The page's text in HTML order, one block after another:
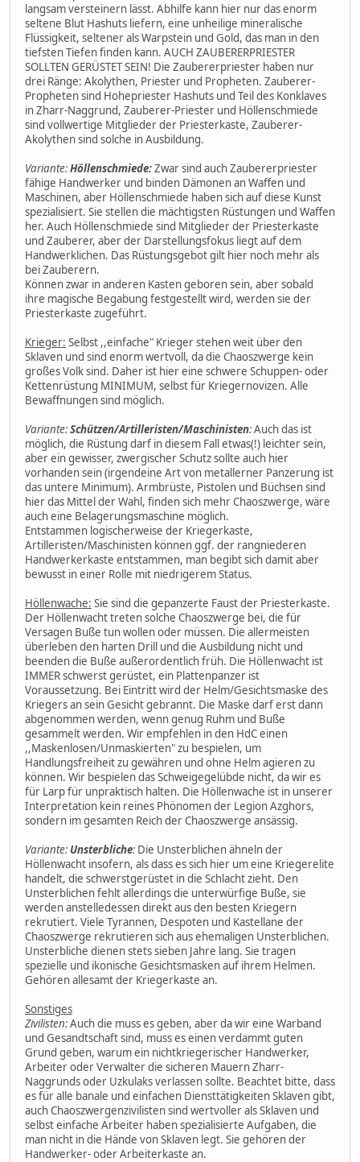
langsam versteinern lässt. Abhilfe kann hier nur das enorm
seltene Blut Hashuts liefern, eine unheilige mineralische
Flüssigkeit, seltener als Warpstein und Gold, das man in den
tiefsten Tiefen finden kann. AUCH ZAUBERERPRIESTER
SOLLTEN GERÜSTET SEIN! Die Zaubererpriester haben nur
drei Ränge: Akolythen, Priester und Propheten. Zauberer-
Propheten sind Hohepriester Hashuts und Teil des Konklaves
in Zharr-Naggrund, Zauberer-Priester und Höllenschmiede
sind vollwertige Mitglieder der Priesterkaste, Zauberer-
Akolythen sind solche in Ausbildung.
Variante:Höllenschmiede:Zwar sind auch Zaubererpriester
fähige Handwerker und binden Dämonen an Waffen und
Maschinen, aber Höllenschmiede haben sich auf diese Kunst
spezialisiert. Sie stellen die mächtigsten Rüstungen und Waffen
her. Auch Höllenschmiede sind Mitglieder der Priesterkaste
und Zauberer, aber der Darstellungsfokus liegt auf dem
Handwerklichen. Das Rüstungsgebot gilt hier noch mehr als
bei Zauberern.
Können zwar in anderen Kasten geboren sein, aber sobald
ihre magische Begabung festgestellt wird, werden sie der
Priesterkaste zugeführt.
Krieger: Selbst ,,einfache" Krieger stehen weit über den
Sklaven und sind enorm wertvoll, da die Chaoszwerge kein
großes Volk sind. Daher ist hier eine schwere Schuppen- oder
Kettenrüstung MINIMUM, selbst für Kriegernovizen. Alle
Bewaffnungen sind möglich.
Variante:Schützen/Artilleristen/Maschinisten:Auch das ist
möglich, die Rüstung darf in diesem Fall etwas(!) leichter sein,
aber ein gewisser, zwergischer Schutz sollte auch hier
vorhanden sein (irgendeine Art von metallerner Panzerung ist
das untere Minimum). Armbrüste, Pistolen und Büchsen sind
hier das Mittel der Wahl, finden sich mehr Chaoszwerge, wäre
auch eine Belagerungsmaschine möglich.
Entstammen logischerweise der Kriegerkaste,
Artilleristen/Maschinisten können ggf. der rangniederen
Handwerkerkaste entstammen, man begibt sich damit aber
bewusst in einer Rolle mit niedrigerem Status.
Höllenwache: Sie sind die gepanzerte Faust der Priesterkaste.
Der Höllenwacht treten solche Chaoszwerge bei, die für
Versagen Buße tun wollen oder müssen. Die allermeisten
überleben den harten Drill und die Ausbildung nicht und
beenden die Buße außerordentlich früh. Die Höllenwacht ist
IMMER schwerst gerüstet, ein Plattenpanzer ist
Voraussetzung. Bei Eintritt wird der Helm/Gesichtsmaske des
Kriegers an sein Gesicht gebrannt. Die Maske darf erst dann
abgenommen werden, wenn genug Ruhm und Buße
gesammelt werden. Wir empfehlen in den HdC einen
,,Maskenlosen/Unmaskierten" zu bespielen, um
Handlungsfreiheit zu gewähren und ohne Helm agieren zu
können. Wir bespielen das Schweigegelübde nicht, da wir es
für Larp für unpraktisch halten. Die Höllenwache ist in unserer
Interpretation kein reines Phönomen der Legion Azghors,
sondern im gesamten Reich der Chaoszwerge ansässig.
Variante: Unsterbliche: Die Unsterblichen ähneln der
Höllenwacht insofern, als dass es sich hier um eine Kriegerelite
handelt, die schwerstgerüstet in die Schlacht zieht. Den
Unsterblichen fehlt allerdings die unterwürfige Buße, sie
werden anstelledessen direkt aus den besten Kriegern
rekrutiert. Viele Tyrannen, Despoten und Kastellane der
Chaoszwerge rekrutieren sich aus ehemaligen Unsterblichen.
Unsterbliche dienen stets sieben Jahre lang. Sie tragen
spezielle und ikonische Gesichtsmasken auf ihrem Helmen.
Gehören allesamt der Kriegerkaste an.
Sonstiges
Zivilisten:Auch die muss es geben, aber da wir eine Warband
und Gesandtschaft sind, muss es einen verdammt guten
Grund geben, warum ein nichtkriegerischer Handwerker,
Arbeiter oder Verwalter die sicheren Mauern Zharr-
Naggrunds oder Uzkulaks verlassen sollte. Beachtet bitte, dass
es für alle banale und einfachen Diensttätigkeiten Sklaven gibt,
auch Chaoszwergenzivilisten sind wertvoller als Sklaven und
selbst einfache Arbeiter haben spezialisierte Aufgaben, die
man nicht in die Hände von Sklaven legt. Sie gehören der
Handwerker- oder Arbeiterkaste an.